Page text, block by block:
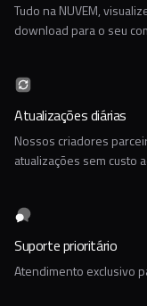
Tudo na NUVEM,
download para o seu
Atualizações diárias
Nossos criadores
atualizações sem custo
Suporte prioritário
Atendimento exclusivo